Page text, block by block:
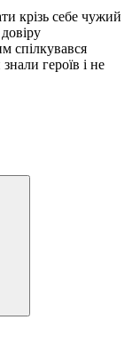
крізь себе чужий
спілкувався
героїв і не